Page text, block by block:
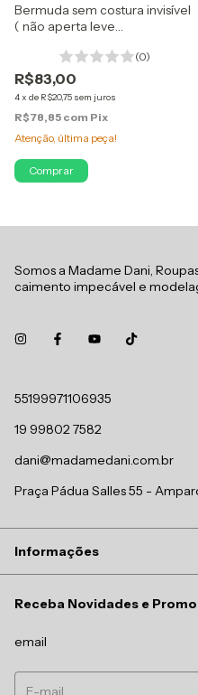
Bermuda sem costura invisível
( não aperta leve
(0)
R$83,00
4x de R$20,75 sem juros
R$78,85 com Pix
Atenção, última peça!
Comprar
Somos a Madame Dani,
caimento impecável e
55199971106935
19 99802 7582
dani@madamedani.com.br
Praça Pádua Salles 55 -
Informações
Receba Novidades e
email